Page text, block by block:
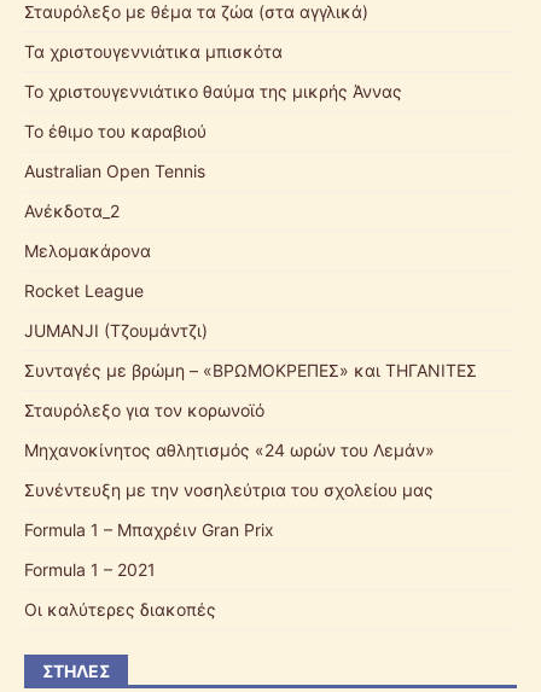
Σταυρόλεξο με θέμα τα ζώα (στα αγγλικά)
Τα χριστουγεννιάτικα μπισκότα
Το χριστουγεννιάτικο θαύμα της μικρής Άννας
Το έθιμο του καραβιού
Australian Open Tennis
Ανέκδοτα_2
Μελομακάρονα
Rocket League
JUMANJI (Τζουμάντζι)
Συνταγές με βρώμη – «ΒΡΩΜΟΚΡΕΠΕΣ» και ΤΗΓΑΝΙΤΕΣ
Σταυρόλεξο για τον κορωνοϊό
Μηχανοκίνητος αθλητισμός «24 ωρών του Λεμάν»
Συνέντευξη με την νοσηλεύτρια του σχολείου μας
Formula 1 – Μπαχρέιν Gran Prix
Formula 1 – 2021
Οι καλύτερες διακοπές
ΣΤΉΛΕΣ